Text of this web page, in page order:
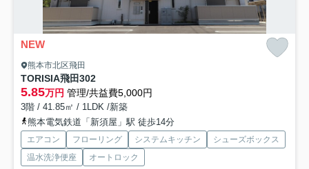
NEW
熊本市北区飛田
TORISIA飛田302
5.85万円 管理/共益費5,000円
3階 / 41.85㎡ / 1LDK /新築
熊本電気鉄道「新須屋」駅 徒歩14分
エアコン フローリング システムキッチン
シューズボックス
温水洗浄便座
オートロック